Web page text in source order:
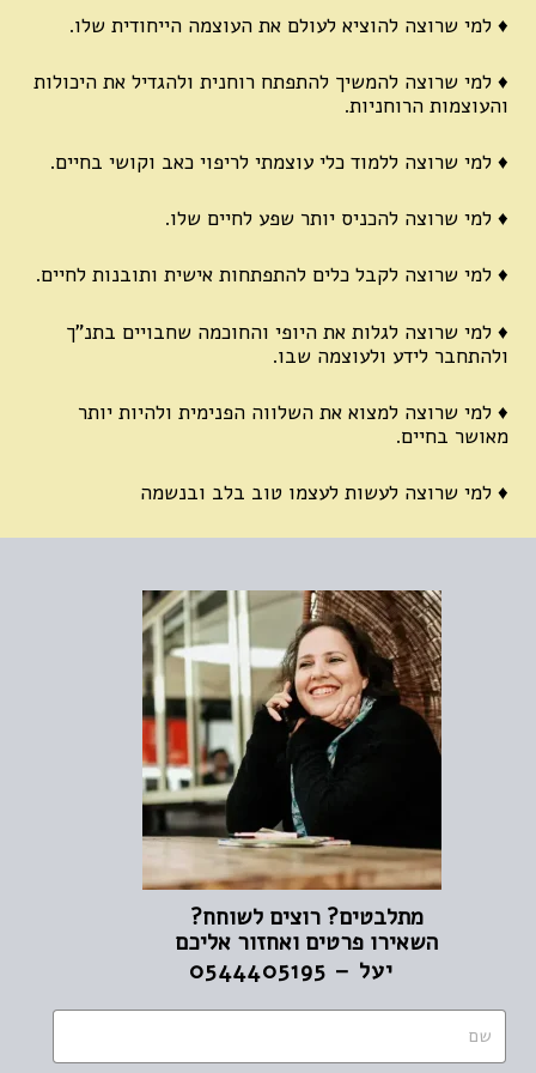
♦ למי שרוצה להוציא לעולם את העוצמה הייחודית שלו.
♦ למי שרוצה להמשיך להתפתח רוחנית ולהגדיל את היכולות
והעוצמות הרוחניות.
♦ למי שרוצה ללמוד כלי עוצמתי לריפוי כאב וקושי בחיים.
♦ למי שרוצה להכניס יותר שפע לחיים שלו.
♦ למי שרוצה לקבל כלים להתפתחות אישית ותובנות לחיים.
♦ למי שרוצה לגלות את היופי והחוכמה שחבויים בתנ”ך
ולהתחבר לידע ולעוצמה שבו.
♦ למי שרוצה למצוא את השלווה הפנימית ולהיות יותר
מאושר בחיים.
♦ למי שרוצה לעשות לעצמו טוב בלב ובנשמה
מתלבטים? רוצים לשוחח?
השאירו פרטים ואחזור אליכם
יעל – 0544405195
ש